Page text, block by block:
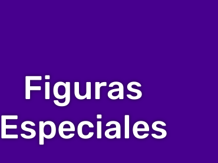
Figuras
Especiales